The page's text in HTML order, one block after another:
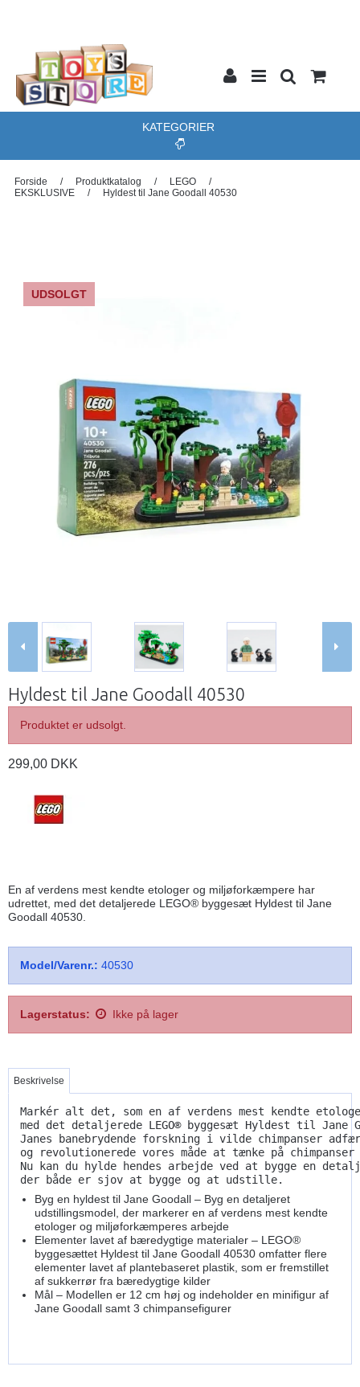
KATEGORIER
Forside / Produktkatalog / LEGO
/
EKSKLUSIVE
/ Hyldest til Jane Goodall 40530
UDSOLGT
Hyldest til Jane Goodall 40530
Produktet er udsolgt.
299,00 DKK
En af verdens mest kendte etologer og miljøforkæmpere har
udrettet, med det detaljerede LEGO® byggesæt Hyldest til Jane
Goodall 40530.
Model/Varenr.: 40530
Lagerstatus: Ikke på lager
Beskrivelse
Markér alt det, som en af verdens mest kendte
med det detaljerede LEGO® byggesæt Hyldest til Jane
Janes banebrydende forskning i vilde chimpanser
og revolutionerede vores måde at tænke på chimpanser
Nu kan du hylde hendes arbejde ved at bygge en
der både er sjov at bygge og at udstille.
Byg en hyldest til Jane Goodall – Byg en detaljeret
udstillingsmodel, der markerer en af verdens mest kendte
etologer og miljøforkæmperes arbejde
Elementer lavet af bæredygtige materialer – LEGO®
byggesættet Hyldest til Jane Goodall 40530 omfatter flere
elementer lavet af plantebaseret plastik, som er fremstillet
af sukkerrør fra bæredygtige kilder
Mål – Modellen er 12 cm høj og indeholder en minifigur af
Jane Goodall samt 3 chimpansefigurer